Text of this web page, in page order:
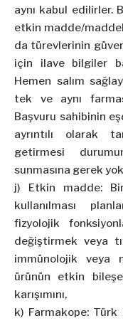
aynı kabul edilirler.
etkin madde/
da türevlerinin
için ilave bilgiler
Hemen salım
tek ve aynı
Başvuru sahibinin
ayrıntılı olarak
getirmesi
sunmasına gerek
j) Etkin madde:
kullanılması
fizyolojik
değiştirmek veya
immünolojik veya
ürünün etkin
karışımını,
k) Farmakope: Türk